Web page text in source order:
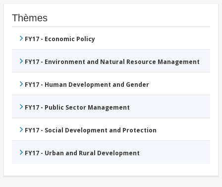
Thèmes
FY17 - Economic Policy
FY17 - Environment and Natural Resource Management
FY17 - Human Development and Gender
FY17 - Public Sector Management
FY17 - Social Development and Protection
FY17 - Urban and Rural Development